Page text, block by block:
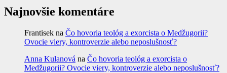
Najnovšie komentáre
Frantisek na Čo hovoria teológ a exorcista o Medžugorii?
Ovocie viery, kontroverzie alebo neposlušnosť?
Anna Kulanová na Čo hovoria teológ a exorcista o
Medžugorii? Ovocie viery, kontroverzie alebo neposlušnosť?